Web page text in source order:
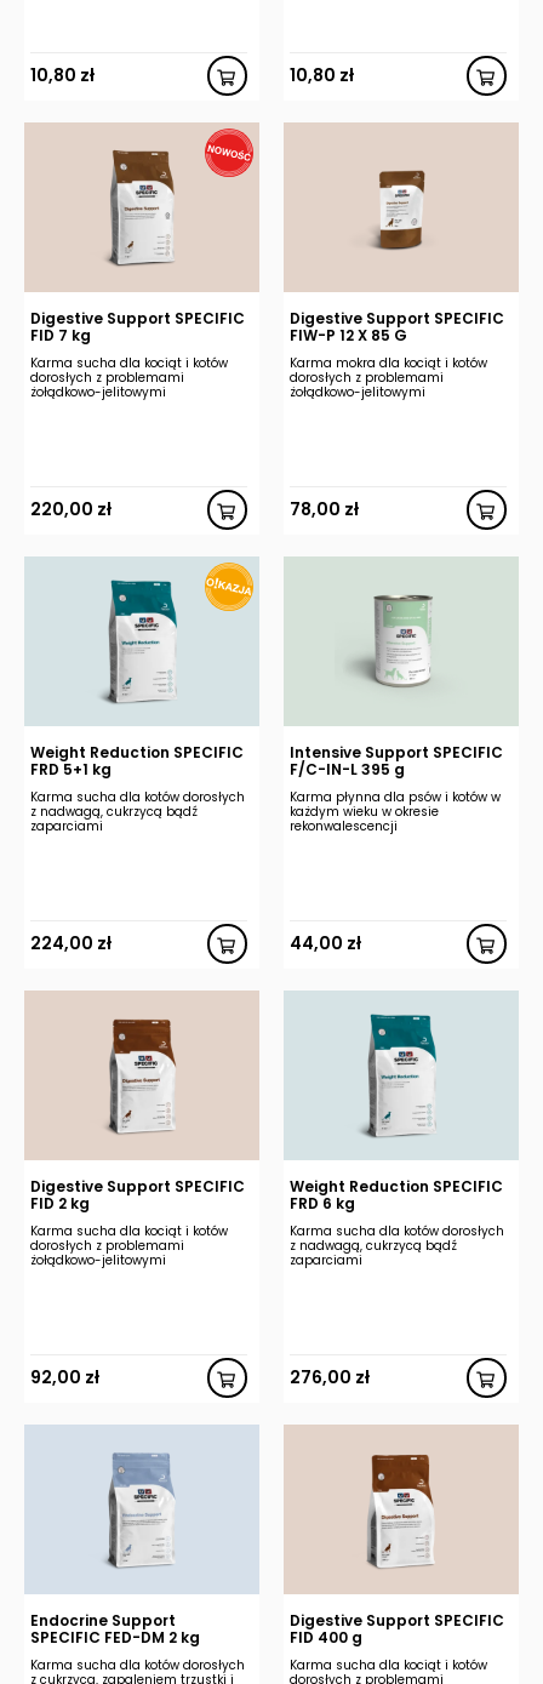
10,80 zł 10,80 zł
Digestive Support SPECIFIC
FID 7 kg
Karma sucha dla kociąt i kotów
dorosłych z problemami
żołądkowo-jelitowymi
220,00 zł
Digestive Support SPECIFIC
FIW-P 12 X 85 G
Karma mokra dla kociąt i kotów
dorosłych z problemami
żołądkowo-jelitowymi
78,00 zł
Weight Reduction SPECIFIC
FRD 5+1 kg
Karma sucha dla kotów dorosłych
z nadwagą, cukrzycą bądź
zaparciami
224,00 zł
Intensive Support SPECIFIC
F/C-IN-L 395 g
Karma płynna dla psów i kotów w
każdym wieku w okresie
rekonwalescencji
44,00 zł
Digestive Support SPECIFIC
FID 2 kg
Karma sucha dla kociąt i kotów
dorosłych z problemami
żołądkowo-jelitowymi
92,00 zł
Weight Reduction SPECIFIC
FRD 6 kg
Karma sucha dla kotów dorosłych
z nadwagą, cukrzycą bądź
zaparciami
276,00 zł
Endocrine Support
SPECIFIC FED-DM 2 kg
Karma sucha dla kotów dorosłych
z cukrzycą, zapaleniem trzustki i
Digestive Support SPECIFIC
FID 400 g
Karma sucha dla kociąt i kotów
dorosłych z problemami